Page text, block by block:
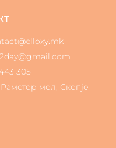
305
мол, Скопје